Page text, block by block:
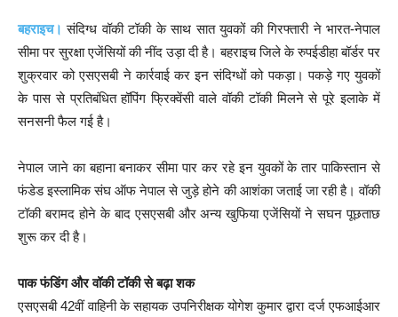
बहराइच। संदिग्ध वॉकी टॉकी के साथ सात युवकों की गिरफ्तारी ने भारत-नेपाल
सीमा पर सुरक्षा एजेंसियों की नींद उड़ा दी है। बहराइच जिले के रुपईडीहा बॉर्डर पर
शुक्रवार को एसएसबी ने कार्रवाई कर इन संदिग्धों को पकड़ा। पकड़े गए युवकों
के पास से प्रतिबंधित हॉपिंग फ्रिक्वेंसी वाले वॉकी टॉकी मिलने से पूरे इलाके में
सनसनी फैल गई है।
नेपाल जाने का बहाना बनाकर सीमा पार कर रहे इन युवकों के तार पाकिस्तान से
फंडेड इस्लामिक संघ ऑफ नेपाल से जुड़े होने की आशंका जताई जा रही है। वॉकी
टॉकी बरामद होने के बाद एसएसबी और अन्य खुफिया एजेंसियों ने सघन पूछताछ
शुरू कर दी है।
पाक फंडिंग और वॉकी टॉकी से बढ़ा शक
एसएसबी 42वीं वाहिनी के सहायक उपनिरीक्षक योगेश कुमार द्वारा दर्ज एफआईआर